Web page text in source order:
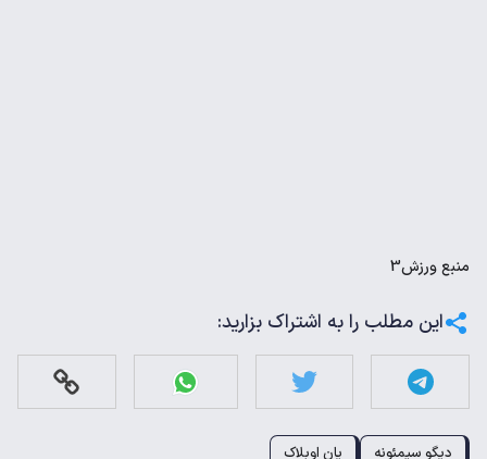
منبعورزش3
این مطلب را به اشتراک بزارید:
دیگو سیمئونه یان اوبلاک